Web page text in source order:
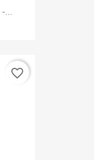
...
favorite_border